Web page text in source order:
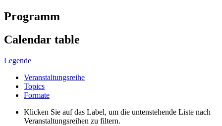
Programm
Calendar table
Legende
Veranstaltungsreihe
Topics
Formate
Klicken Sie auf das Label, um die untenstehende Liste nach
Veranstaltungsreihen zu filtern.